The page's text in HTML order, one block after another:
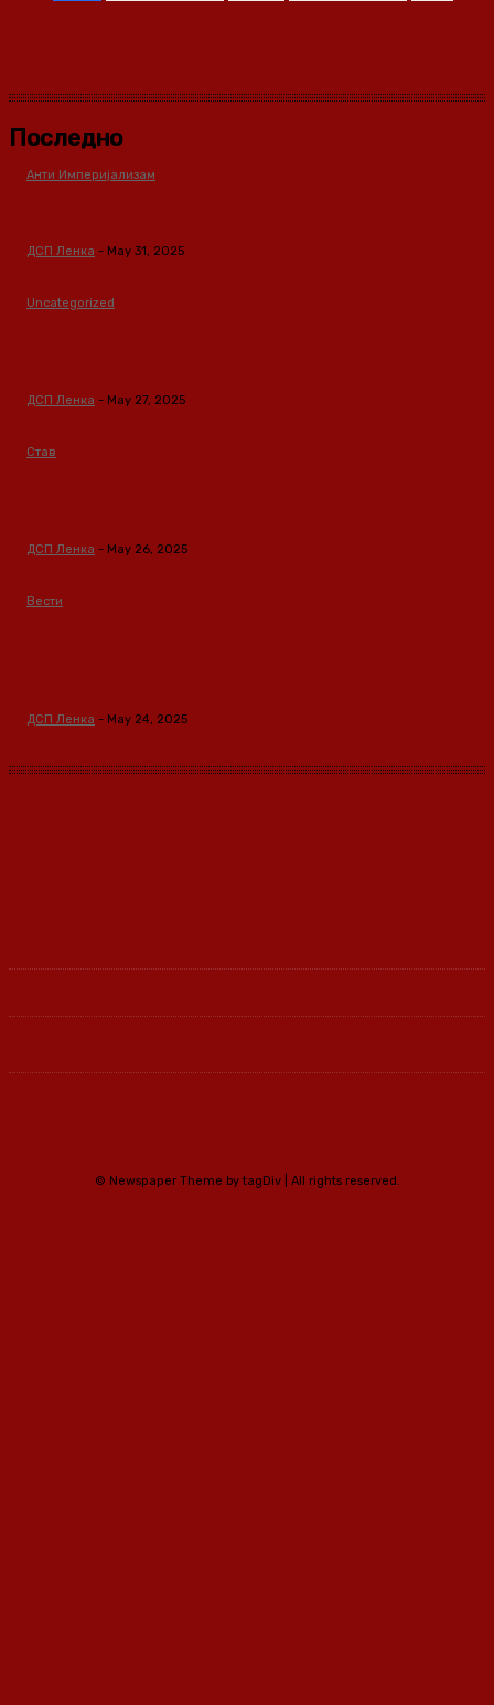
Последно
Анти Империјализам
ДСП Ленка - May 31, 2025
Uncategorized
ДСП Ленка - May 27, 2025
Став
ДСП Ленка - May 26, 2025
Вести
ДСП Ленка - May 24, 2025
© Newspaper Theme by tagDiv | All rights reserved.